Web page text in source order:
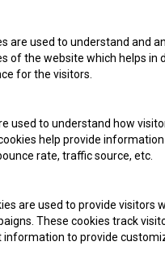
are used to understand and
of the website which helps in
for the visitors.
used to understand how
help provide
rate, traffic source, etc.
are used to provide visitors
These cookies track
information to provide